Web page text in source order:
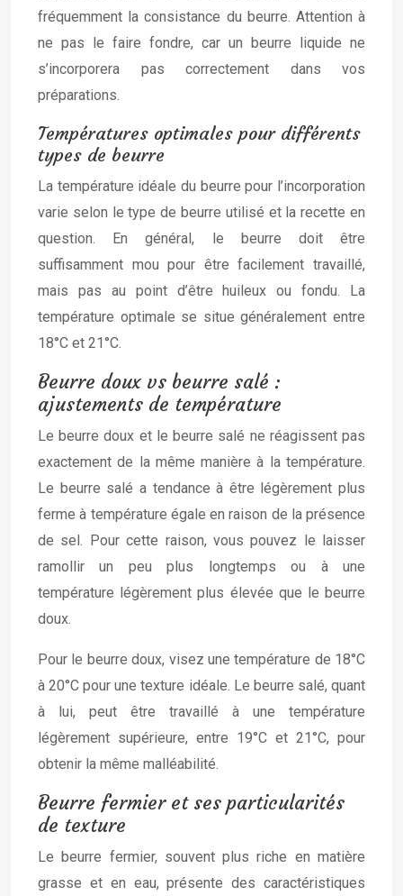
fréquemment la consistance du beurre. Attention à
ne pas le faire fondre, car un beurre liquide ne
s’incorporera pas correctement dans vos
préparations.
Températures optimales pour différents
types de beurre
La température idéale du beurre pour l’incorporation
varie selon le type de beurre utilisé et la recette en
question. En général, le beurre doit être
suffisamment mou pour être facilement travaillé,
mais pas au point d’être huileux ou fondu. La
température optimale se situe généralement entre
18°C et 21°C.
Beurre doux vs beurre salé :
ajustements de température
Le beurre doux et le beurre salé ne réagissent pas
exactement de la même manière à la température.
Le beurre salé a tendance à être légèrement plus
ferme à température égale en raison de la présence
de sel. Pour cette raison, vous pouvez le laisser
ramollir un peu plus longtemps ou à une
température légèrement plus élevée que le beurre
doux.
Pour le beurre doux, visez une température de 18°C
à 20°C pour une texture idéale. Le beurre salé, quant
à lui, peut être travaillé à une température
légèrement supérieure, entre 19°C et 21°C, pour
obtenir la même malléabilité.
Beurre fermier et ses particularités
de texture
Le beurre fermier, souvent plus riche en matière
grasse et en eau, présente des caractéristiques